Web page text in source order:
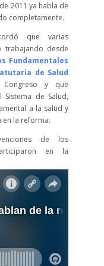
2011 ya habla de
completamente.
que varias
trabajando desde
Fundamentales
de Salud
y que
de Salud,
a la salud y
en la reforma.
de los
en la